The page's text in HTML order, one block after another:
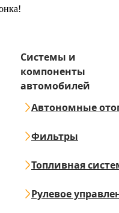
Системы и
компоненты
автомобилей
Автономные
Фильтры
Топливная
Рулевое